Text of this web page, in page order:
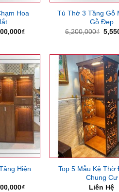
Hoa
₫Giá
3,800,000₫.
Tủ Thờ 3 Tầng Gỗ
Gỗ Đẹp
6,200,000₫ Giá
Hiện
₫Giá
Top 5 Mẫu Kệ Thờ
Chung Cư
Liên Hệ